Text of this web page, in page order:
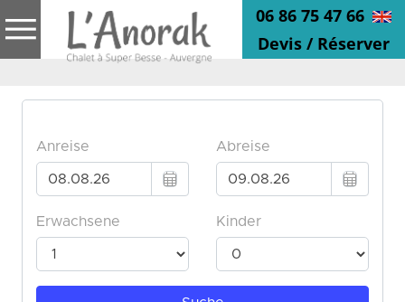
06 86 75 47 66
Devis / Réserver